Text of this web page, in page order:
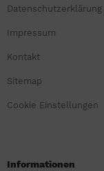
Datenschutzerklärung
Impressum
Kontakt
Sitemap
Cookie Einstellungen
Informationen